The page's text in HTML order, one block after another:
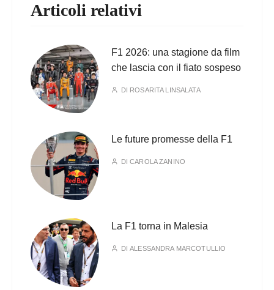
Articoli relativi
F1 2026: una stagione da film
che lascia con il fiato sospeso
DI ROSARITA LINSALATA
Le future promesse della F1
DICAROLA ZANINO
La F1 torna in Malesia
DIALESSANDRA MARCOTULLIO